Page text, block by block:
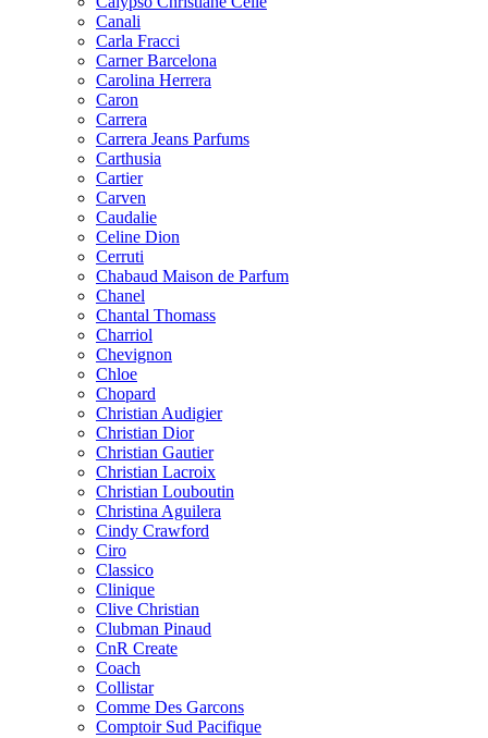
Canali
Carla Fracci
Carner Barcelona
Carolina Herrera
Caron
Carrera
Carrera Jeans Parfums
Carthusia
Cartier
Carven
Caudalie
Celine Dion
Cerruti
Chabaud Maison de Parfum
Chanel
Chantal Thomass
Charriol
Chevignon
Chloe
Chopard
Christian Audigier
Christian Dior
Christian Gautier
Christian Lacroix
Christian Louboutin
Christina Aguilera
Cindy Crawford
Ciro
Classico
Clinique
Clive Christian
Clubman Pinaud
CnR Create
Coach
Collistar
Comme Des Garcons
Comptoir Sud Pacifique